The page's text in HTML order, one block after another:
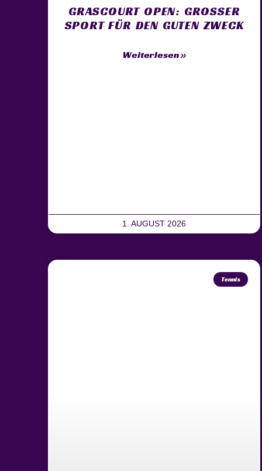
GRASCOURT OPEN: GROSSER S
PORT FÜR DEN GUTEN ZWECK
Weiterlesen »
1. AUGUST 2026
Tennis